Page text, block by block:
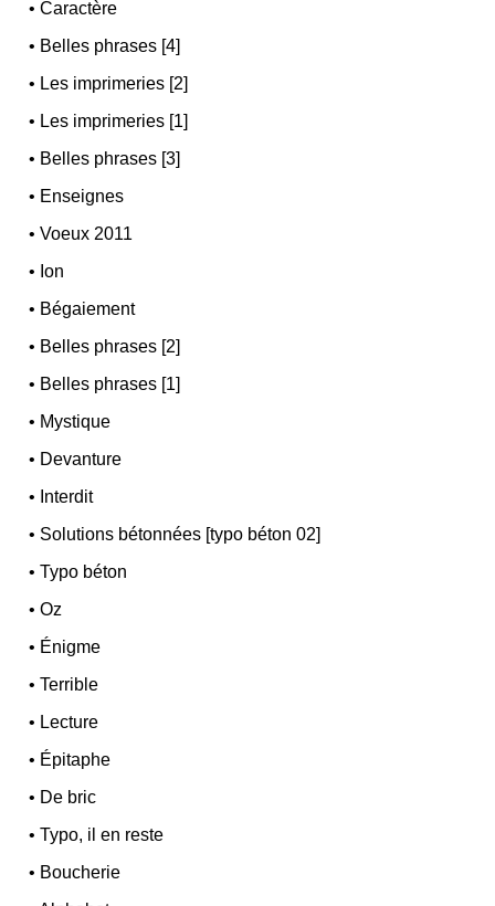
•Caractère
• Belles phrases [4]
• Les imprimeries [2]
• Les imprimeries [1]
• Belles phrases [3]
• Enseignes
•Voeux 2011
• Ion
• Bégaiement
• Belles phrases [2]
• Belles phrases [1]
• Mystique
• Devanture
• Interdit
• Solutions bétonnées [typo béton 02]
•Typo béton
•Oz
• Énigme
•Terrible
• Lecture
• Épitaphe
• De bric
•Typo, il en reste
• Boucherie